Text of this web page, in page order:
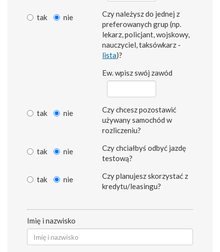
tak nie
Czy należysz do jednej z
preferowanych grup (np.
lekarz, policjant, wojskowy,
nauczyciel, taksówkarz -
lista)?
Ew. wpisz swój zawód
tak nie
Czy chcesz pozostawić
używany samochód w
rozliczeniu?
tak nie
Czy chciałbyś odbyć jazdę
testową?
tak nie
Czy planujesz skorzystać z
kredytu/leasingu?
Imię i nazwisko